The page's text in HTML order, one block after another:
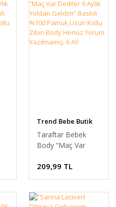
Trend Bebe Butik
Taraftar Bebek
Body “Maç Var
Yoldan Geldim”
Baskılı %100
Zıbın Body Henüz
209,99 TL